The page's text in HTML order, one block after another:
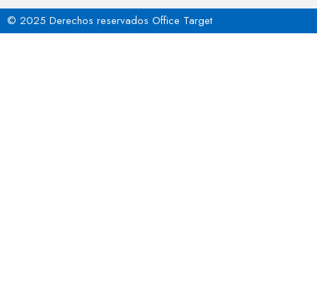
© 2025 Derechos reservados Office Target